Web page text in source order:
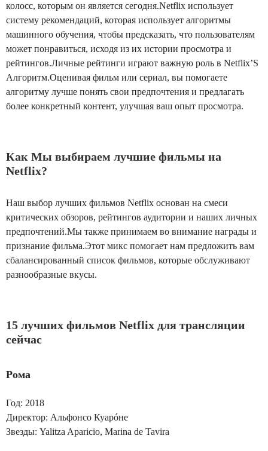
колосс, которым он является сегодня.Netflix использует
систему рекомендаций, которая использует алгоритмы
машинного обучения, чтобы предсказать, что пользователям
может понравиться, исходя из их истории просмотра и
рейтингов.Личные рейтинги играют важную роль в Netflix’S
Алгоритм.Оценивая фильм или сериал, вы помогаете
алгоритму лучше понять свои предпочтения и предлагать
более конкретный контент, улучшая ваш опыт просмотра.
Как Мы выбираем лучшие фильмы на
Netflix?
Наш выбор лучших фильмов Netflix основан на смеси
критических обзоров, рейтингов аудитории и наших личных
предпочтений.Мы также принимаем во внимание награды и
признание фильма.Этот микс помогает нам предложить вам
сбалансированный список фильмов, которые обслуживают
разнообразные вкусы.
15 лучших фильмов Netflix для трансляции
сейчас
Рома
Год: 2018
Директор: Альфонсо Куарóне
Звезды: Yalitza Aparicio, Marina de Tavira